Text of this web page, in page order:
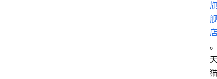
旗
舰
店
。
天
猫